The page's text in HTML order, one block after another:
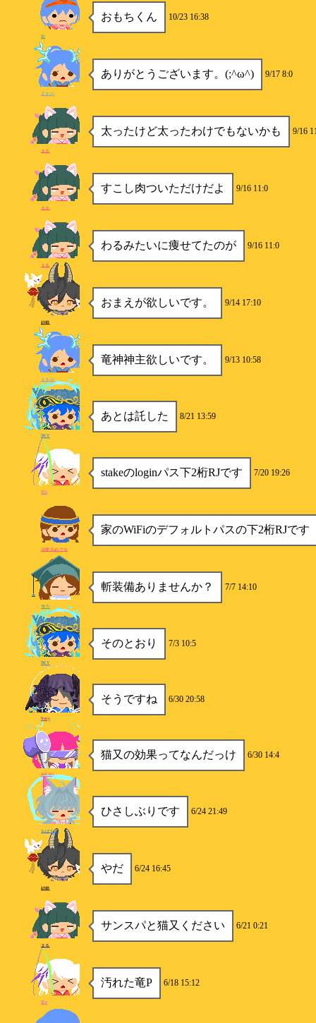
おもちくん 10/23 16:38
彩
ありがとうございます。(;^ω^) 9/17 8:0
まきの
太ったけど太ったわけでもないかも 9/16
まる
すこし肉ついただけだよ 9/16 11:0
まる
わるみたいに痩せてたのが 9/16 11:0
まる
おまえが欲しいです。 9/14 17:10
砂糖
竜神神主欲しいです。 9/13 10:58
まきの
あとは託した 8/21 13:59
SKY
stakeのloginパス下2桁RJです 7/20 19:26
竜P
家のWiFiのデフォルトパスの下2桁RJです
涙愛月めでる
斬装備ありませんか？ 7/7 14:10
雪乃
そのとおり 7/3 10:5
SKY
そうですね 6/30 20:58
Sony
猫又の効果ってなんだっけ 6/30 14:4
Sukairj
ひさしぶりです 6/24 21:49
ちばちん
やだ 6/24 16:45
砂糖
サンスパと猫又ください 6/21 0:21
まる
汚れた竜P 6/18 15:12
竜P